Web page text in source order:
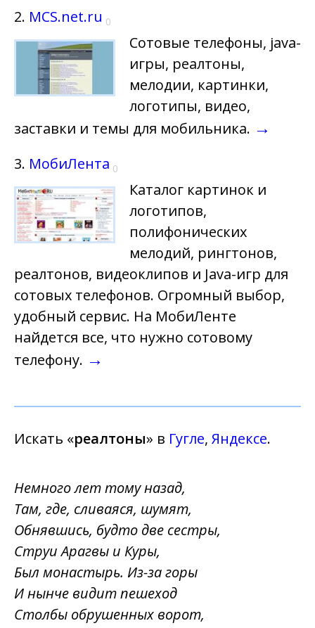
2. MCS.net.ru 0
Cотовые телефоны, java-
игры, реалтоны,
мелодии, картинки,
логотипы, видео,
заставки и темы для мобильника. →
3. МобиЛента 0
Каталог картинок и
логотипов,
полифонических
мелодий, рингтонов,
реалтонов, видеоклипов и Java-игр для
сотовых телефонов. Огромный выбор,
удобный сервис. На МобиЛенте
найдется все, что нужно сотовому
телефону. →
Искать «реалтоны» в Гугле, Яндексе.
Немного лет тому назад,
Там, где, сливаяся, шумят,
Обнявшись, будто две сестры,
Струи Арагвы и Куры,
Был монастырь. Из-за горы
И нынче видит пешеход
Столбы обрушенных ворот,